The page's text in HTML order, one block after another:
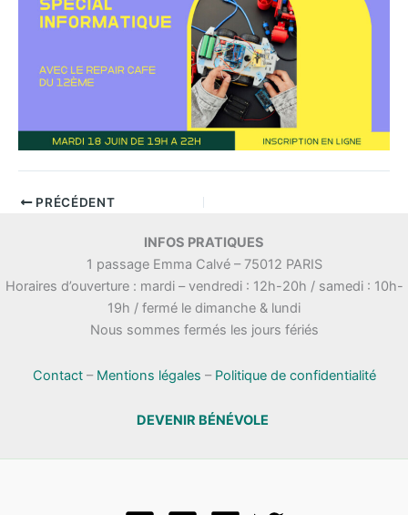
PRÉCÉDENT
INFOS PRATIQUES
1 passage Emma Calvé – 75012 PARIS
Horaires d’ouverture : mardi – vendredi : 12h-20h / samedi : 10h-
19h / fermé le dimanche & lundi
Nous sommes fermés les jours fériés
Contact– Mentions légales – Politique de confidentialité
DEVENIR BÉNÉVOLE